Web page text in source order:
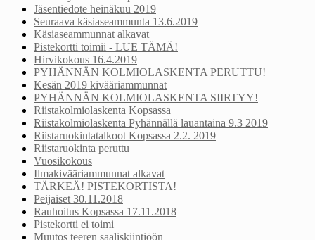
Jäsentiedote heinäkuu 2019
Seuraava käsiaseammunta 13.6.2019
Käsiaseammunnat alkavat
Pistekortti toimii - LUE TÄMÄ!
Hirvikokous 16.4.2019
PYHÄNNÄN KOLMIOLASKENTA PERUTTU!
Kesän 2019 kivääriammunnat
PYHÄNNÄN KOLMIOLASKENTA SIIRTYY!
Riistakolmiolaskenta Kopsassa
Riistakolmiolaskenta Pyhännällä lauantaina 9.3 2019
Riistaruokintatalkoot Kopsassa 2.2. 2019
Riistaruokinta peruttu
Vuosikokous
Ilmakivääriammunnat alkavat
TÄRKEÄ! PISTEKORTISTA!
Peijaiset 30.11.2018
Rauhoitus Kopsassa 17.11.2018
Pistekortti ei toimi
Muutos teeren saaliskiintiöön